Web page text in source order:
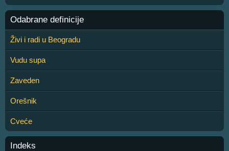
Odabrane definicije
Živi i radi u Beogradu
Vudu supa
Zaveden
Orešnik
Cveće
Indeks